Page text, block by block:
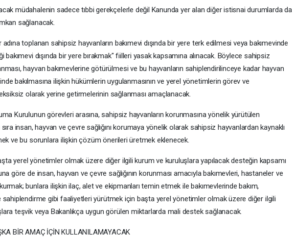
müdahalenin sadece tıbbi gerekçelerle değil Kanunda yer alan diğer istisnai durumlarda da
sağlanacak.
toplanan sahipsiz hayvanların bakımevi dışında bir yere terk edilmesi veya bakımevinde
bakımevi dışında bir yere bırakmak" fiilleri yasak kapsamına alınacak. Böylece sahipsiz
hayvan bakımevlerine götürülmesi ve bu hayvanların sahiplendirilinceye kadar hayvan
bakılmasına ilişkin hükümlerin uygulanmasının ve yerel yönetimlerin görev ve
olarak yerine getirmelerinin sağlanması amaçlanacak.
Kurulunun görevleri arasına, sahipsiz hayvanların korunmasına yönelik yürütülen
sıra insan, hayvan ve çevre sağlığını korumaya yönelik olarak sahipsiz hayvanlardan kaynaklı
ve bu sorunlara ilişkin çözüm önerileri üretmek eklenecek.
yerel yönetimler olmak üzere diğer ilgili kurum ve kuruluşlara yapılacak desteğin kapsamı
göre de insan, hayvan ve çevre sağlığının korunması amacıyla bakımevleri, hastaneler ve
bunlara ilişkin ilaç, alet ve ekipmanları temin etmek ile bakımevlerinde bakım,
sahiplendirme gibi faaliyetleri yürütmek için başta yerel yönetimler olmak üzere diğer ilgili
teşvik veya Bakanlıkça uygun görülen miktarlarda mali destek sağlanacak.
BİR AMAÇ İÇİN KULLANILAMAYACAK